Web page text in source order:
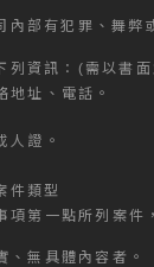
內部有犯罪、舞弊
列資訊：(需以書
地址、電話。
人證。
件類型
項第一點所列案件
、無具體內容者。